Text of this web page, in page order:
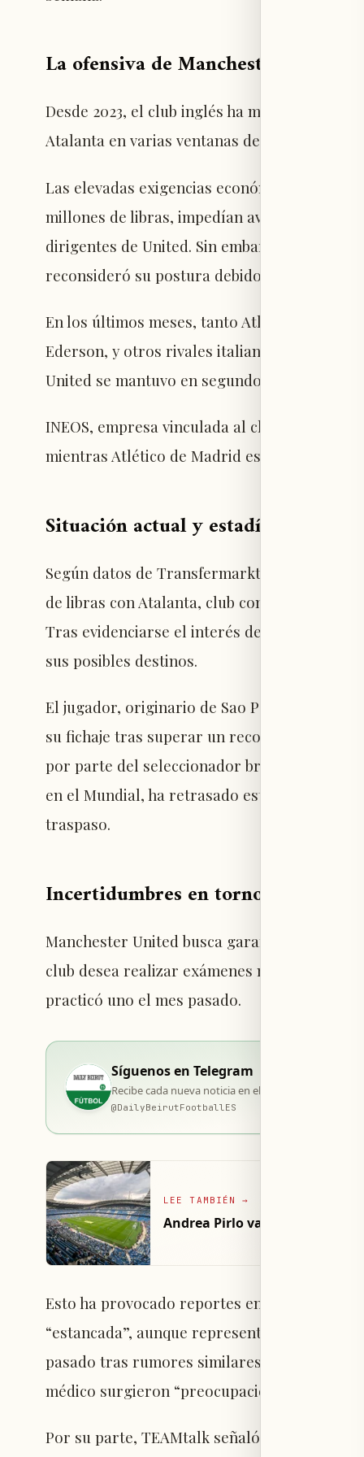
La ofensiva de Manchester United
Desde 2023, el club inglés ha mostrado
Atalanta en varias ventanas de mercado de
Las elevadas exigencias económicas del
millones de libras, impedían avanzar en la
dirigentes de United. Sin embargo, este
reconsideró su postura debido a que el
En los últimos meses, tanto Atlético de
Ederson, y otros rivales italianos también
United se mantuvo en segundo plano durante
INEOS, empresa vinculada al club,
mientras Atlético de Madrid estaba en
Situación actual y estadísticas de
Según datos de Transfermarkt, a principios
de libras con Atalanta, club con el que
Tras evidenciarse el interés de Manchester
sus posibles destinos.
El jugador, originario de Sao Paulo, estaba
su fichaje tras superar un reconocimiento
por parte del seleccionador brasileño,
en el Mundial, ha retrasado estos planes y
traspaso.
Incertidumbres en torno al fichaje
Manchester United busca garantías
club desea realizar exámenes médicos
practicó uno el mes pasado.
Síguenos en Telegram
Recibe cada nueva noticia en el momento de su
@DailyBeirutFootballES
LEE TAMBIÉN →
Andrea Pirlo valora a Ederson
Esto ha provocado reportes en Brasil que
“estancada”, aunque representantes de
pasado tras rumores similares. El Daily
médico surgieron “preocupaciones”, lo que
Por su parte, TEAMtalk señaló que